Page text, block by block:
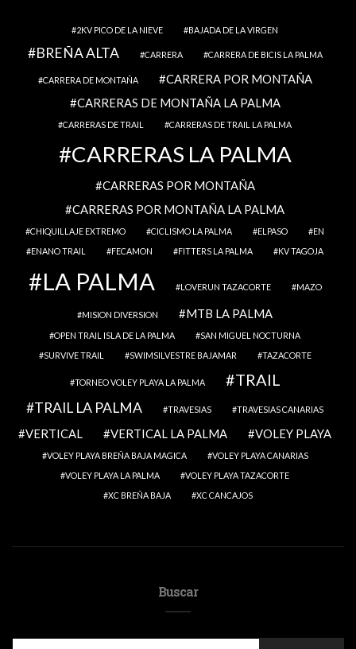
2KV PICO DE LA NIEVE BAJADA DE LA VIRGEN
BREÑA ALTA CARRERA CARRERA DE BICIS LA PALMA
CARRERA DE MONTAÑA
CARRERA POR MONTAÑA
CARRERAS DE MONTAÑA LA PALMA
CARRERAS DE TRAIL CARRERAS DE TRAIL LA PALMA
CARRERAS LA PALMA
CARRERAS POR MONTAÑA
CARRERAS POR MONTAÑA LA PALMA
CHIQUILLAJE EXTREMO CICLISMO LA PALMA ELPASO
EN
ENANO TRAIL
FECAMON FITTERS LA PALMA KV TAGOJA
LA PALMA LOVERUN TAZACORTE MAZO
MISION DIVERSION MTB LA PALMA
OPEN TRAIL ISLA DE LA PALMA
SAN MIGUEL NOCTURNA
SURVIVE TRAIL
SWIMSILVESTRE BAJAMAR TAZACORTE
TORNEO VOLEY PLAYA LA PALMA TRAIL
TRAIL LA PALMA TRAVESIAS TRAVESIAS CANARIAS
VERTICAL VERTICAL LA PALMA VOLEY PLAYA
VOLEY PLAYA BREÑA BAJA MAGICA
VOLEY PLAYA CANARIAS
VOLEY PLAYA LA PALMA
VOLEY PLAYA TAZACORTE
XC BREÑA BAJA
XC CANCAJOS
Buscar